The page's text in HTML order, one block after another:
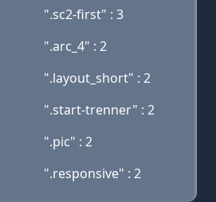
".sc2-first" : 3
".arc_4" : 2
".layout_short" : 2
".start-trenner" : 2
".pic" : 2
".responsive" : 2